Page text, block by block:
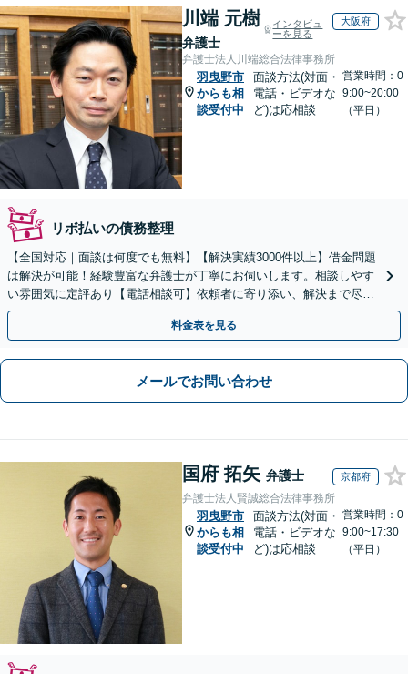
川端 元樹
弁護士
インタビュ
ーを見る
大阪府
弁護士法人川端総合法律事務所
羽曳野市
からも相
談受付中
面談方法(対面・
電話・ビデオな
ど)は応相談
営業時間：0
9:00~20:00
（平日）
リボ払いの債務整理
【全国対応｜面談は何度でも無料】【解決実績3000件以上】借金問題
は解決が可能！経験豊富な弁護士が丁寧にお伺いします。相談しやす
い雰囲気に定評あり【電話相談可】依頼者に寄り添い、解決まで尽
力。まずは勇気を出してご相談下さい！土日夜間対応可
料金表を見る
メールでお問い合わせ
国府 拓矢 弁護士 京都府
弁護士法人賢誠総合法律事務所
羽曳野市
からも相
談受付中
面談方法(対面・
電話・ビデオな
ど)は応相談
営業時間：0
9:00~17:30
（平日）